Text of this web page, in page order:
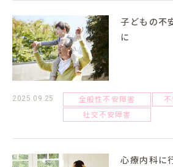
子どもの不
に
2025.09.25 全般性不安障害
社交不安障害
心療内科に